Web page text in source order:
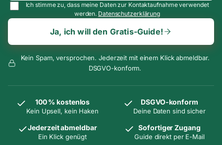
Ich stimme zu, dass meine Daten zur Kontaktaufnahme verwendet
werden. Datenschutzerklärung
Ja, ich will den Gratis-Guide!
Kein Spam, versprochen. Jederzeit mit einem Klick abmeldbar.
DSGVO-konform.
100 % kostenlos
Kein Upsell, kein Haken
DSGVO-konform
Deine Daten sind sicher
Jederzeit abmeldbar
Ein Klick genügt
Sofortiger Zugang
Guide direkt per E-Mail